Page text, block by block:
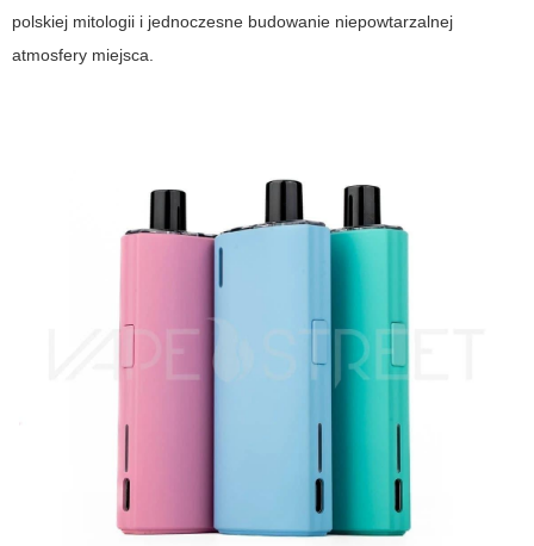
polskiej mitologii i jednoczesne budowanie niepowtarzalnej
atmosfery miejsca.